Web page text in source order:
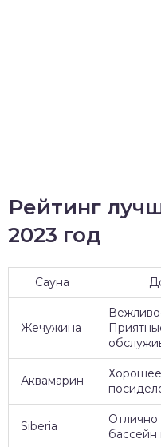
Рейтинг
2023 год
Сауна
Жечужина
Аквамарин
Siberia
бассейн